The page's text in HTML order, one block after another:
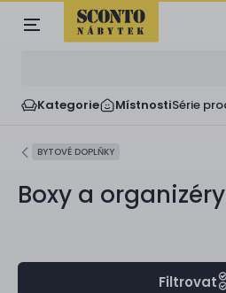
Kategorie MístnostiSérie
BYTOVÉ DOPLŇKY
Boxy a
Filtrovat